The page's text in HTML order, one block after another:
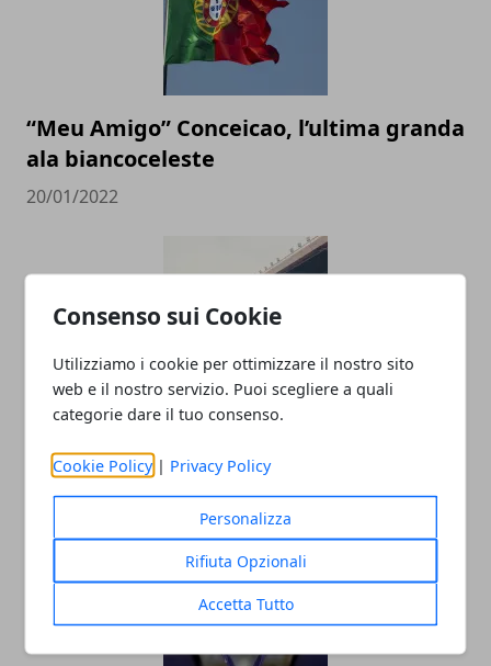
Consenso sui Cookie
Utilizziamo i cookie per ottimizzare il nostro sito
web e il nostro servizio. Puoi scegliere a quali
categorie dare il tuo consenso.
Cookie Policy | Privacy Policy
Personalizza
Rifiuta Opzionali
Accetta Tutto
“Meu Amigo” Conceicao, l’ultima granda
ala biancoceleste
20/01/2022
Le imprese più grandi nel calcio
dilettantistico in Italia
14/12/2020